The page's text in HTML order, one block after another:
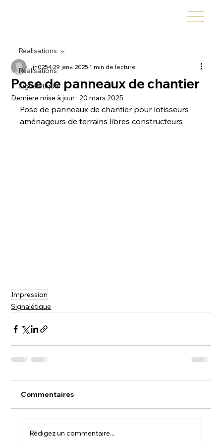
Réalisations
Signalétique
Réalisations
Pose de panneaux de chantier
jh025429 janv. 20251 min de lecture
Dernière mise à jour :20 mars 2025
Pose de panneaux de chantier pour lotisseurs
aménageurs de terrains libres constructeurs
Impression
Signalétique
Commentaires
Rédigez un commentaire...